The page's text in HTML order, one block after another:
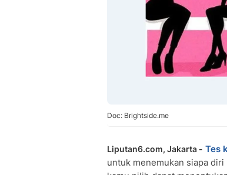
Doc: Brightside.me
Liputan6.com, Jakarta - Tes
untuk menemukan siapa